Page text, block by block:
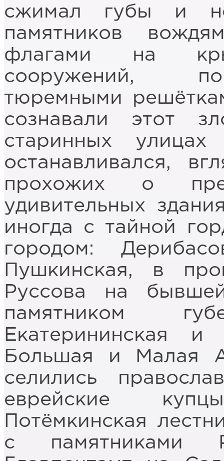
сжимал губы и
памятников
флагами на
сооружений,
тюремными
сознавали этот
старинных
останавливался,
прохожих о
удивительных
иногда с тайной
городом:
Пушкинская, в
Руссова на
памятником
Екатерининская и
Большая и Малая
селились
еврейские
Потёмкинская
с памятниками